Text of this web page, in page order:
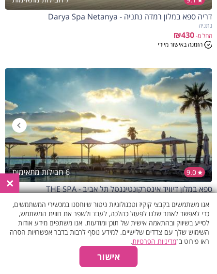
דריה ספא במלון רמדה נתניה - Darya Spa Netanya
נתניה
החל מ-₪430
הזמנה באישור מיידי
9.0
6 חבילות מתאימות
ספא במלון דיוויד אינטרקונטיננטל תל אביב - THE SPA
החל מ-₪555
הזמנה באישור מיידי
×
אנו משתמשים בקבצי קוקיז וטכנולוגיות ניטור שיוחסנו במכשירי המשתמשים,
כדי לאפשר לאתר שלנו לפעול כהלכה, לעבד ולשפר את חווית המשתמש,
לסייע בשיווק ובהתאמה אישית של תוכן ומודעות. אנו משתפים מידע אודות
השימוש שלך עם צדדים שלישיים. למידע נוסף לרבות בדבר אפשרויות הסרה
ראו פירוט ב־מדיניות הפרטיות.
אישור